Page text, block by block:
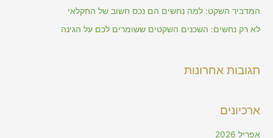
:
המדביר השקט: למה נחשים הם נכס חשוב של החקלאי
לא רק נחשים: השכנים השקטים ששומרים לכם על הגינה
תגובות אחרונות
ארכיונים
אפריל 2026